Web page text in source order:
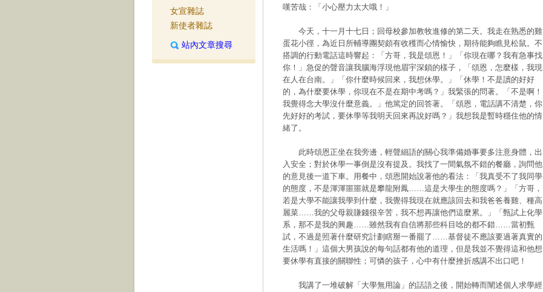
女宣雜誌
新使者雜誌
站內文章搜尋
嘆苦哉：「小心壓力太大哦！」
今天，十一月十七日；回母校參加教牧進修的第二天。我走在熟悉的雞
蛋花小徑，為近日所輔導團契頗有收穫而心情愉快，期待能夠瞧見松鼠。不
搭調的行動電話這時響起：「方哥，我是頌恩！」「你現在哪？我有急事找
你！」急促的聲音讓我腦海浮現他眉宇深鎖的樣子，「頌恩，怎麼樣，我現
在人在台南。」「你什麼時候回來，我想休學。」「休學！不是讀的好好
的，為什麼要休學，你現在不是在期中考嗎？」我緊張的問著。「不是啊！
我覺得念大學沒什麼意義。」他篤定的回答著。「頌恩，電話講不清楚，你
先好好的考試，要休學等我明天回來再說好嗎？」我想我是暫時穩住他的情
緒了。
此時頌恩正坐在我旁邊，輕聲細語的關心我準備婚事要多注意身體，出
入安全；對於休學一事倒是沒有提及。我找了一間氣氛不錯的餐廳，詢問他
的意見後一道下車。用餐中，頌恩開始說著他的看法：「我真受不了我同學
的態度，不是渾渾噩噩就是攀龍附鳳……這是大學生的態度嗎？」「方哥，
若是大學不能讓我學到什麼，我覺得我現在就應該回去和我爸爸養雞、種高
麗菜……我的父母親賺錢很辛苦，我不想再讓他們這麼累。」「甄試上化學
系，那不是我的興趣……雖然我有自信將那些科目唸的都不錯……當初甄
試，不過是照著什麼研究計劃瞎掰一番罷了……基督徒不應該要過著真實的
生活嗎！」這個大男孩說的每句話都有他的道理，但是我並不覺得這和他想
要休學有直接的關聯性；可憐的孩子，心中有什麼挫折感講不出口吧！
我講了一堆破解「大學無用論」的話語之後，開始轉而闡述個人求學經